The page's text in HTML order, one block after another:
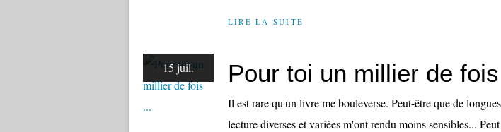
LIRE LA SUITE
15 juil. Pour toi un millier de
Il est rare qu'un livre me bouleverse. Peut-être que de
lecture diverses et variées m'ont rendu moins sensibles...